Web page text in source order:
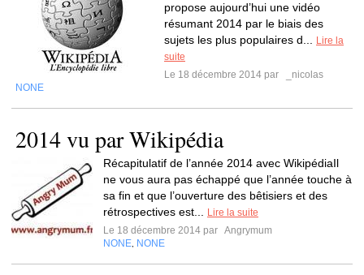
propose aujourd’hui une vidéo
résumant 2014 par le biais des
sujets les plus populaires d...
Lire la
suite
Le 18 décembre 2014 par
_nicolas
NONE
2014 vu par Wikipédia
Récapitulatif de l’année 2014 avec WikipédiaIl
ne vous aura pas échappé que l’année touche à
sa fin et que l’ouverture des bêtisiers et des
rétrospectives est...
Lire la suite
Le 18 décembre 2014 par Angrymum
NONE NONE